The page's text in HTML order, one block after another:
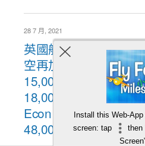
28 7 月, 2021
英國航空 British
空再加價！來回Econ
15,000里、曼谷Econ
18,000里 (國泰20,000
Econ 21,000里
48,000里！
Install this Web-
screen: tap
then